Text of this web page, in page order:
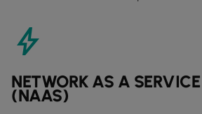
bolt
NETWORK AS A SERVICE
(NAAS)